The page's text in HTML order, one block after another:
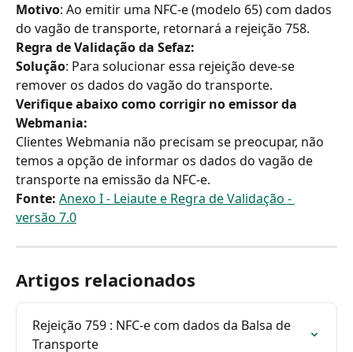
Motivo: Ao emitir uma NFC-e (modelo 65) com dados
do vagão de transporte, retornará a rejeição 758.
Regra de Validação da Sefaz:
Solução: Para solucionar essa rejeição deve-se
remover os dados do vagão do transporte.
Verifique abaixo como corrigir no emissor da
Webmania:
Clientes Webmania não precisam se preocupar, não
temos a opção de informar os dados do vagão de
transporte na emissão da NFC-e.
Fonte: Anexo I - Leiaute e Regra de Validação -
versão 7.0
Artigos relacionados
Rejeição 759 : NFC-e com dados da Balsa de
Transporte